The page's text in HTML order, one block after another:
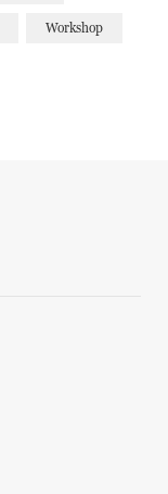
Workshop